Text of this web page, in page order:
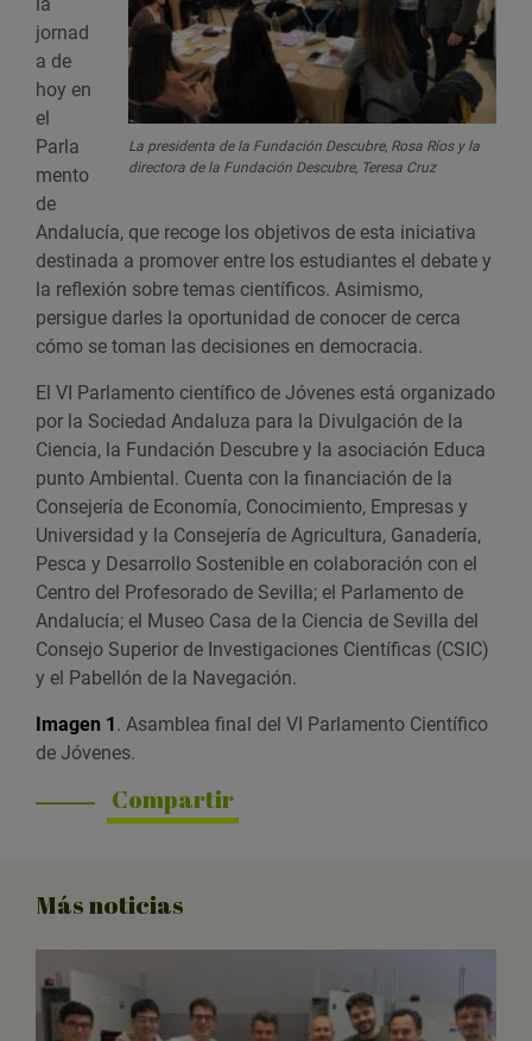
La presidenta de la Fundación Descubre, Rosa Ríos y la
directora de la Fundación Descubre, Teresa Cruz
jornad
a de
hoy en
el
Parla
mento
de
Andalucía, que recoge los objetivos de esta iniciativa
destinada a promover entre los estudiantes el debate y
la reflexión sobre temas científicos. Asimismo,
persigue darles la oportunidad de conocer de cerca
cómo se toman las decisiones en democracia.
El VI Parlamento científico de Jóvenes está organizado
por la Sociedad Andaluza para la Divulgación de la
Ciencia, la Fundación Descubre y la asociación Educa
punto Ambiental. Cuenta con la financiación de la
Consejería de Economía, Conocimiento, Empresas y
Universidad y la Consejería de Agricultura, Ganadería,
Pesca y Desarrollo Sostenible en colaboración con el
Centro del Profesorado de Sevilla; el Parlamento de
Andalucía; el Museo Casa de la Ciencia de Sevilla del
Consejo Superior de Investigaciones Científicas (CSIC)
y el Pabellón de la Navegación.
Imagen 1. Asamblea final del VI Parlamento Científico
de Jóvenes.
Compartir
Más noticias